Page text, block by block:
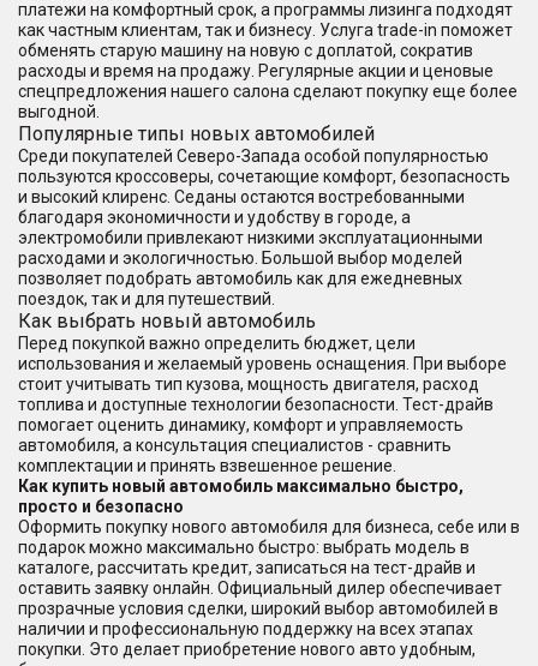
платежи на комфортный срок, а программы лизинга подходят
как частным клиентам, так и бизнесу. Услуга trade-in поможет
обменять старую машину на новую с доплатой, сократив
расходы и время на продажу. Регулярные акции и ценовые
спецпредложения нашего салона сделают покупку еще более
выгодной.
Популярные типы новых автомобилей
Среди покупателей Северо-Запада особой популярностью
пользуются кроссоверы, сочетающие комфорт, безопасность
и высокий клиренс. Седаны остаются востребованными
благодаря экономичности и удобству в городе, а
электромобили привлекают низкими эксплуатационными
расходами и экологичностью. Большой выбор моделей
позволяет подобрать автомобиль как для ежедневных
поездок, так и для путешествий.
Как выбрать новый автомобиль
Перед покупкой важно определить бюджет, цели
использования и желаемый уровень оснащения. При выборе
стоит учитывать тип кузова, мощность двигателя, расход
топлива и доступные технологии безопасности. Тест-драйв
помогает оценить динамику, комфорт и управляемость
автомобиля, а консультация специалистов - сравнить
комплектации и принять взвешенное решение.
Как купить новый автомобиль максимально быстро,
просто и безопасно
Оформить покупку нового автомобиля для бизнеса, себе или в
подарок можно максимально быстро: выбрать модель в
каталоге, рассчитать кредит, записаться на тест-драйв и
оставить заявку онлайн. Официальный дилер обеспечивает
прозрачные условия сделки, широкий выбор автомобилей в
наличии и профессиональную поддержку на всех этапах
покупки. Это делает приобретение нового авто удобным,